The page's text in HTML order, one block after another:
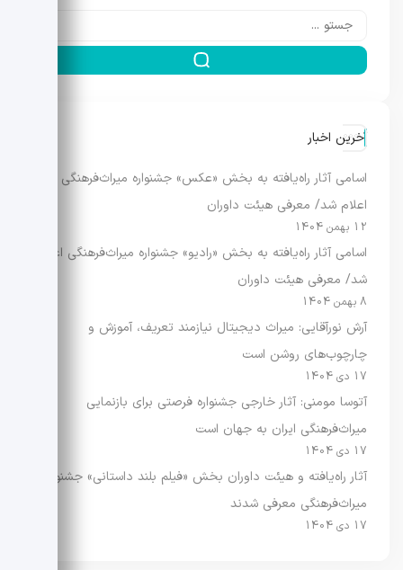
آخرین اخبار
اسامی آثار راه‌یافته به بخش «عکس» جشنواره میراث‌فرهنگی
اعلام شد/ معرفی هیئت داوران
12 بهمن 1404
اسامی آثار راه‌یافته به بخش «رادیو» جشنواره میراث‌فرهنگی اعلام
شد/ معرفی هیئت داوران
8 بهمن 1404
آرش نورآقایی: میراث دیجیتال نیازمند تعریف، آموزش و
چارچوب‌های روشن است
17 دی 1404
آتوسا مومنی: آثار خارجی جشنواره فرصتی برای بازنمایی
میراث‌فرهنگی ایران به جهان است
17 دی 1404
آثار راه‌یافته و هیئت داوران بخش «فیلم بلند داستانی» جشنواره
میراث‌فرهنگی معرفی شدند
17 دی 1404